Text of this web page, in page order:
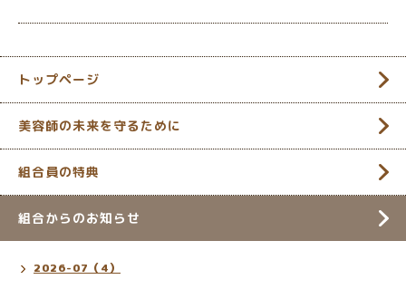
トップページ
美容師の未来を守るために
組合員の特典
組合からのお知らせ
2026-07（4）